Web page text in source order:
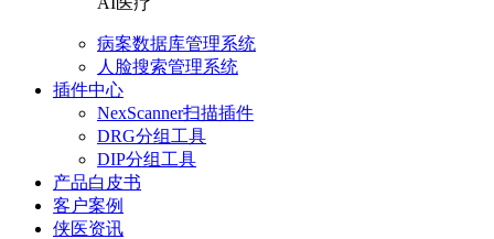
病案数据库管理系统
人脸搜索管理系统
插件中心
NexScanner扫描插件
DRG分组工具
DIP分组工具
产品白皮书
客户案例
侠医资讯